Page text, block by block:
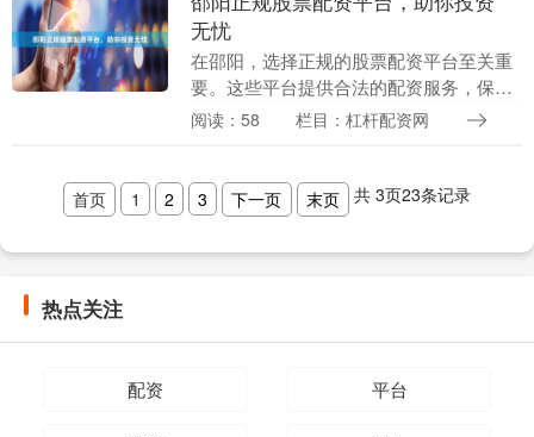
无忧
在邵阳，选择正规的股票配资平台至关重
要。这些平台提供合法的配资服务，保障
投资者的资金安全和投资收益。 正规股票
阅读：58 栏目：杠杆配资网
首页 1 2 3 下一页 末页 共 3页23条记录
热点关注
配资 平台